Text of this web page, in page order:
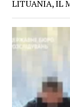
LITUANIA, IL